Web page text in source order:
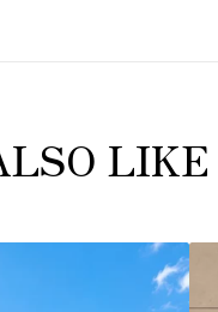
LIKE
免
裝